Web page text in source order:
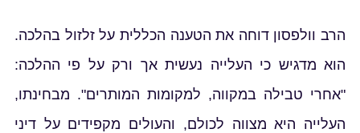
הרב וולפסון דוחה את הטענה הכללית על זלזול בהלכה.
הוא מדגיש כי העלייה נעשית אך ורק על פי ההלכה:
"אחרי טבילה במקווה, למקומות המותרים". מבחינתו,
העלייה היא מצווה לכולם, והעולים מקפידים על דיני